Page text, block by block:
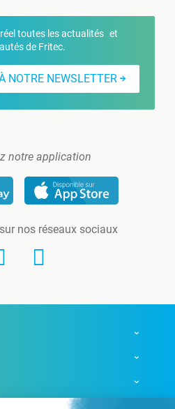
toutes les actualités et
de Fritec.
NOTRE NEWSLETTER
notre application
nos réseaux sociaux